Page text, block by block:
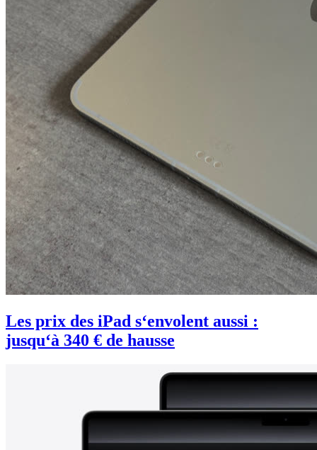
Les prix des iPad s‘envolent aussi :
jusqu‘à 340 € de hausse